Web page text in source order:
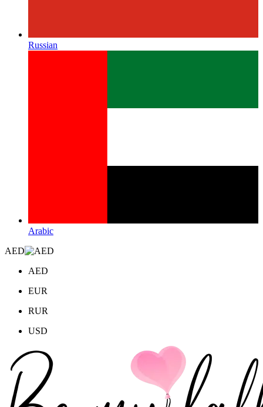
Russian
Arabic
AED
AED
EUR
RUR
USD